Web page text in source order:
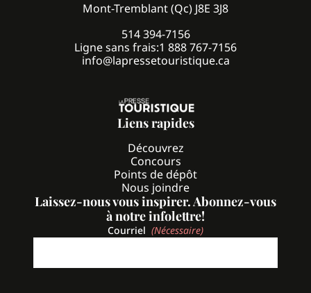
Mont-Tremblant (Qc) J8E 3J8
514 394-7156
Ligne sans frais:1 888 767-7156
info@lapressetouristique.ca
Liens rapides
Découvrez
Concours
Points de dépôt
Nous joindre
Laissez-nous vous inspirer. Abonnez-vous
à notre infolettre!
Courriel (Nécessaire)